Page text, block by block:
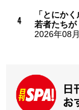
「とにか
若者たちが
2026年08